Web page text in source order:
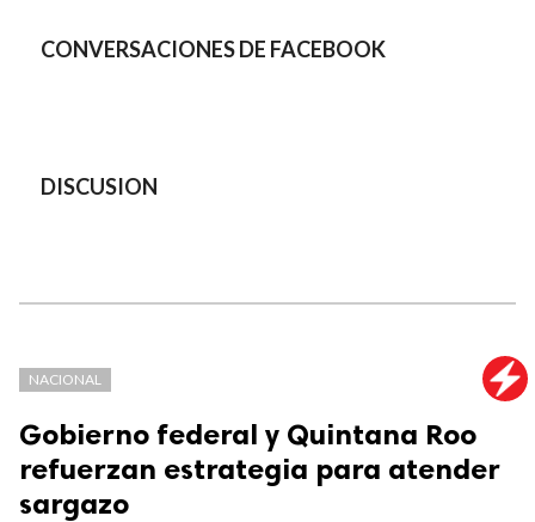
CONVERSACIONES DE FACEBOOK
DISCUSION
NACIONAL
Gobierno federal y Quintana Roo
refuerzan estrategia para atender
sargazo